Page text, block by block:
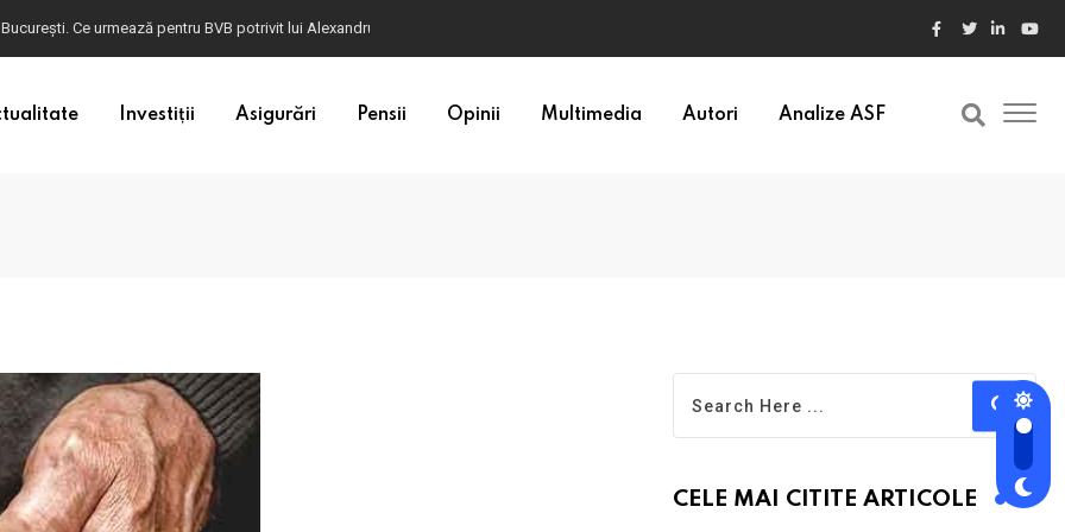
Ce urmează pentru BVB potrivit lui Alexandru Petrescu
Investiții Asigurări Pensii Opinii Multimedia Autori Analize ASF
CELE MAI CITITE ARTICOLE